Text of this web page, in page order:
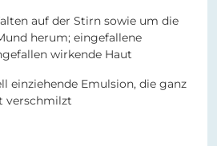
auf der Stirn sowie um die
herum; eingefallene
wirkende Haut
einziehende Emulsion, die ganz
verschmilzt